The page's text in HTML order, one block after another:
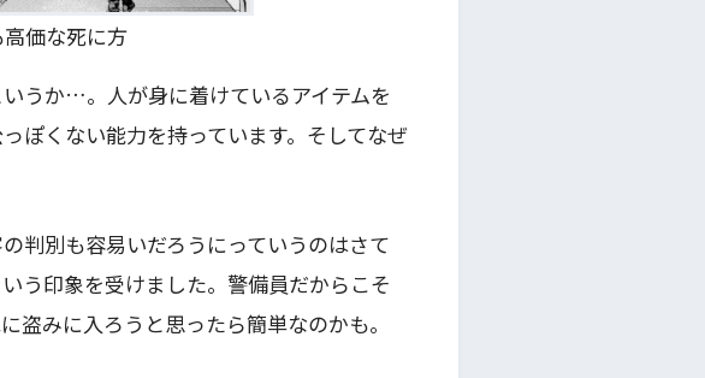
価な死に方
うか…。人が身に着けているアイテムを
ぽくない能力を持っています。そしてなぜ
判別も容易いだろうにっていうのはさて
う印象を受けました。警備員だからこそ
盗みに入ろうと思ったら簡単なのかも。